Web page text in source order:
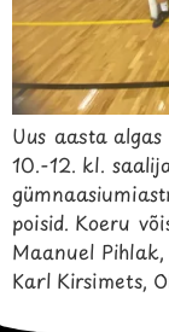
Uus aasta
10.-12. kl.
poisid. Koeru
Maanuel
Karl Kirsimets,